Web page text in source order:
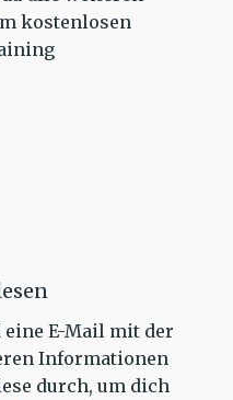
kostenlosen
E-Mail mit der
Informationen
durch, um dich